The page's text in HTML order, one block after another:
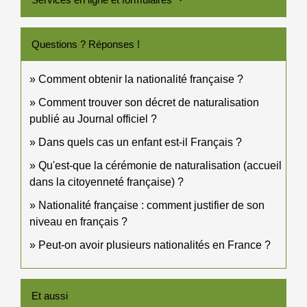
Questions ? Réponses !
Comment obtenir la nationalité française ?
Comment trouver son décret de naturalisation
publié au Journal officiel ?
Dans quels cas un enfant est-il Français ?
Qu'est-que la cérémonie de naturalisation (accueil
dans la citoyenneté française) ?
Nationalité française : comment justifier de son
niveau en français ?
Peut-on avoir plusieurs nationalités en France ?
Et aussi